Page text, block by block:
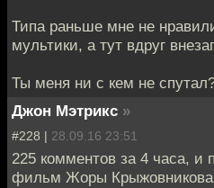
Типа раньше мне не
мультики, а тут вдруг
Ты меня ни с кем не
Джон Мэтрикс »
#228 | 28.09.16 23:51
225 комментов за 4 часа, и
фильм Жоры